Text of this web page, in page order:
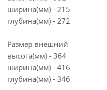
ширина(мм) - 215
глубина(мм) - 272
Размер внешний
высота(мм) - 364
ширина(мм) - 416
глубина(мм) - 346